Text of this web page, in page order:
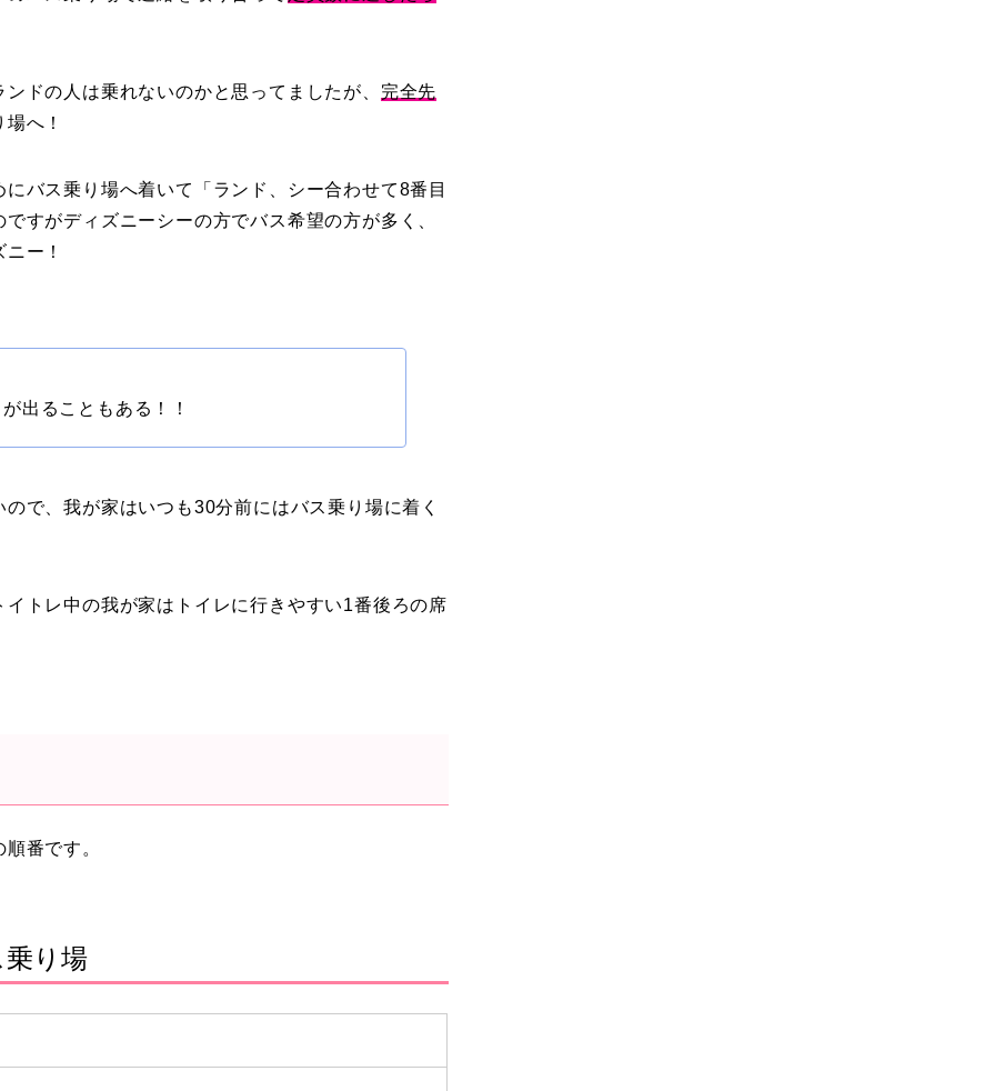
ドの人は乗れないのかと思ってましたが、 完全先
へ！
バス乗り場へ着いて「ランド、シー合わせて8番目
すがディズニーシーの方でバス希望の方が多く、
ー！
出ることもある！！
で、我が家はいつも30分前にはバス乗り場に着く
トレ中の我が家はトイレに行きやすい1番後ろの席
番です。
り場